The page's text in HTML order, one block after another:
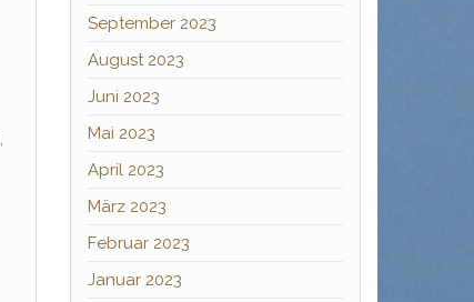
September 2023
August 2023
Juni 2023
Mai 2023
April 2023
März 2023
Februar 2023
Januar 2023